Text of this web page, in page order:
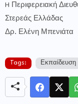
H Περιφερειακή
Στερεάς Ελλάδας
Δρ. Ελένη Μπενιάτα
Tags: Εκπαίδευση